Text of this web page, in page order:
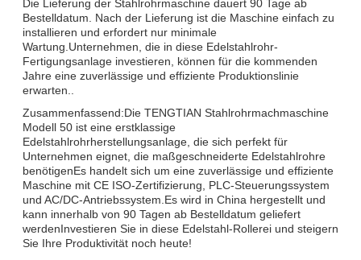
Die Lieferung der Stahlrohrmaschine dauert 90 Tage ab
Bestelldatum. Nach der Lieferung ist die Maschine einfach zu
installieren und erfordert nur minimale
Wartung.Unternehmen, die in diese Edelstahlrohr-
Fertigungsanlage investieren, können für die kommenden
Jahre eine zuverlässige und effiziente Produktionslinie
erwarten..
Zusammenfassend:Die TENGTIAN Stahlrohrmachmaschine
Modell 50 ist eine erstklassige
Edelstahlrohrherstellungsanlage, die sich perfekt für
Unternehmen eignet, die maßgeschneiderte Edelstahlrohre
benötigenEs handelt sich um eine zuverlässige und effiziente
Maschine mit CE ISO-Zertifizierung, PLC-Steuerungssystem
und AC/DC-Antriebssystem.Es wird in China hergestellt und
kann innerhalb von 90 Tagen ab Bestelldatum geliefert
werdenInvestieren Sie in diese Edelstahl-Rollerei und steigern
Sie Ihre Produktivität noch heute!